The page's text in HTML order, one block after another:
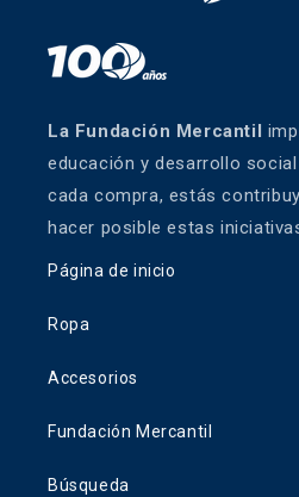
La Fundación Mercantil
educación y desarrollo
cada compra, estás
hacer posible estas
Página de inicio
Ropa
Accesorios
Fundación Mercantil
Búsqueda